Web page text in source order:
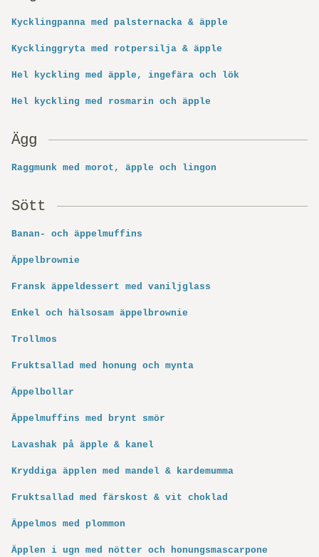
Kycklingpanna med palsternacka & äpple
Kycklinggryta med rotpersilja & äpple
Hel kyckling med äpple, ingefära och lök
Hel kyckling med rosmarin och äpple
Ägg
Raggmunk med morot, äpple och lingon
Sött
Banan- och äppelmuffins
Äppelbrownie
Fransk äppeldessert med vaniljglass
Enkel och hälsosam äppelbrownie
Trollmos
Fruktsallad med honung och mynta
Äppelbollar
Äppelmuffins med brynt smör
Lavashak på äpple & kanel
Kryddiga äpplen med mandel & kardemumma
Fruktsallad med färskost & vit choklad
Äppelmos med plommon
Äpplen i ugn med nötter och honungsmascarpone